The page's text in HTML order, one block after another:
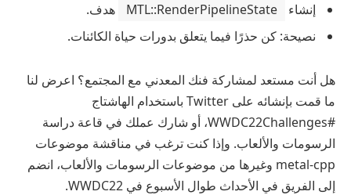
إنشاء
MTL::RenderPipelineState
هدف.
نصيحة: كن حذرًا فيما يتعلق بدورات حياة الكائنات.
هل أنت مستعد لمشاركة فنك المعدني مع المجتمع؟ اعرض لنا
ما قمت بإنشائه على Twitter باستخدام الهاشتاج
#WWDC22Challenges، أو شارك عملك في قاعة دراسة
الرسومات والألعاب. وإذا كنت ترغب في مناقشة موضوعات
metal-cpp وغيرها من موضوعات الرسومات والألعاب، انضم
إلى الفريق في الأحداث طوال الأسبوع في WWDC22.